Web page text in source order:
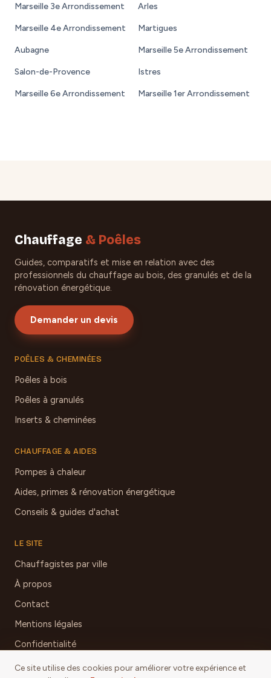
Marseille 3e Arrondissement Arles
Marseille 4e Arrondissement Martigues
Aubagne Marseille 5e Arrondissement
Salon-de-Provence Istres
Marseille 6e Arrondissement Marseille 1er Arrondissement
Chauffage & Poêles
Guides, comparatifs et mise en relation avec des
professionnels du chauffage au bois, des granulés et de la
rénovation énergétique.
Demander un devis
POÊLES & CHEMINÉES
Poêles à bois
Poêles à granulés
Inserts & cheminées
CHAUFFAGE & AIDES
Pompes à chaleur
Aides, primes & rénovation énergétique
Conseils & guides d'achat
LE SITE
Chauffagistes par ville
À propos
Contact
Mentions légales
Confidentialité
Ce site utilise des cookies pour améliorer votre expérience et